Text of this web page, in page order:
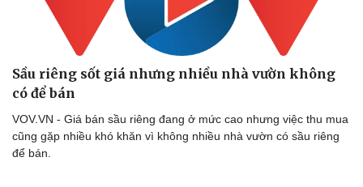
Bóng đá
Lịch thi đấu bóng đá
eSports
Hậu trường
Ô tô - Xe máy
Ô tô
Sầu riêng sốt giá nhưng nhiều nhà vườn không
có để bán
VOV.VN - Giá bán sầu riêng đang ở mức cao nhưng việc thu mua
cũng gặp nhiều khó khăn vì không nhiều nhà vườn có sầu riêng
để bán.